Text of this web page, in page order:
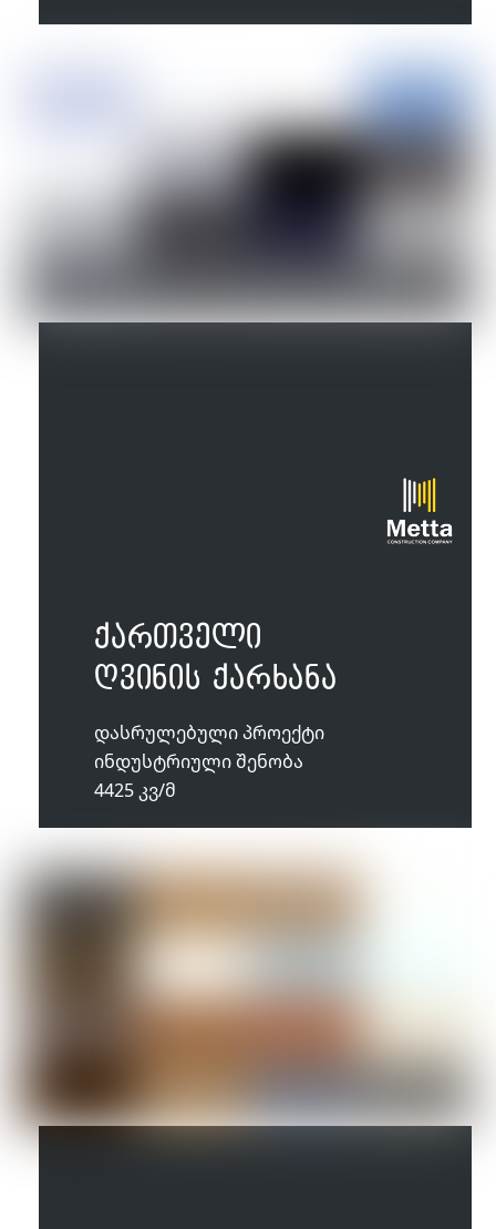
ქართველი
ღვინის ქარხანა
დასრულებული პროექტი
ინდუსტრიული შენობა
4425 კვ/მ